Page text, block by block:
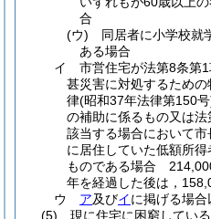
合
(ウ)
同居者に小学校就
ある場合
イ
市営住宅が法第8条第
甚災害に対処するため
律(昭和37年法律第150
の補助に係るもの又は
該当する場合において
に居住していた低額所
ものである場合
年を経過した後は，
ウ
ア及びイに掲げる場
(5)
現に住宅に困窮してい